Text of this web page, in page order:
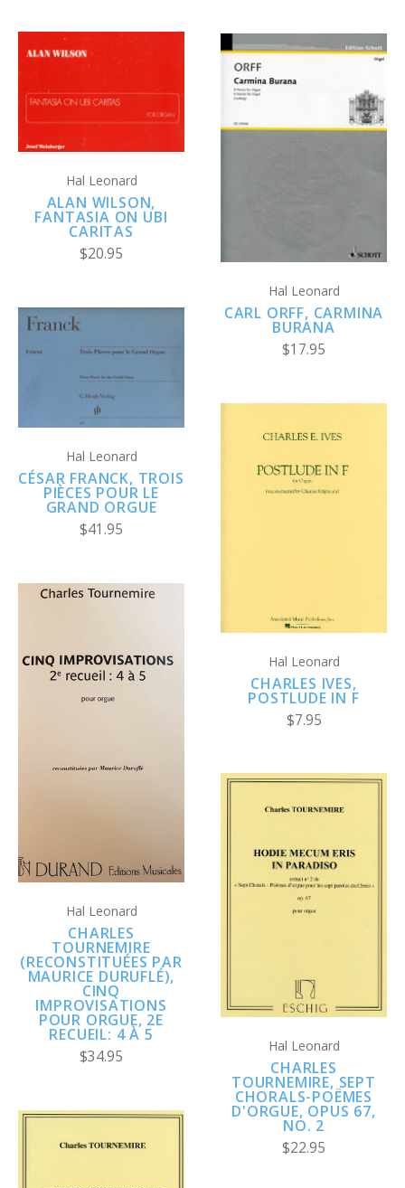
Hal Leonard
ALAN WILSON,
FANTASIA ON UBI
CARITAS
$20.95
Hal Leonard
CARL ORFF, CARMINA
BURANA
$17.95
Hal Leonard
CÉSAR FRANCK, TROIS
PIÈCES POUR LE
GRAND ORGUE
$41.95
Hal Leonard
CHARLES IVES,
POSTLUDE IN F
$7.95
Hal Leonard
CHARLES
TOURNEMIRE
(RECONSTITUÉES PAR
MAURICE DURUFLÉ),
CINQ
IMPROVISATIONS
POUR ORGUE, 2E
RECUEIL: 4 À 5
$34.95
Hal Leonard
CHARLES
TOURNEMIRE, SEPT
CHORALS-POËMES
D'ORGUE, OPUS 67,
NO. 2
$22.95